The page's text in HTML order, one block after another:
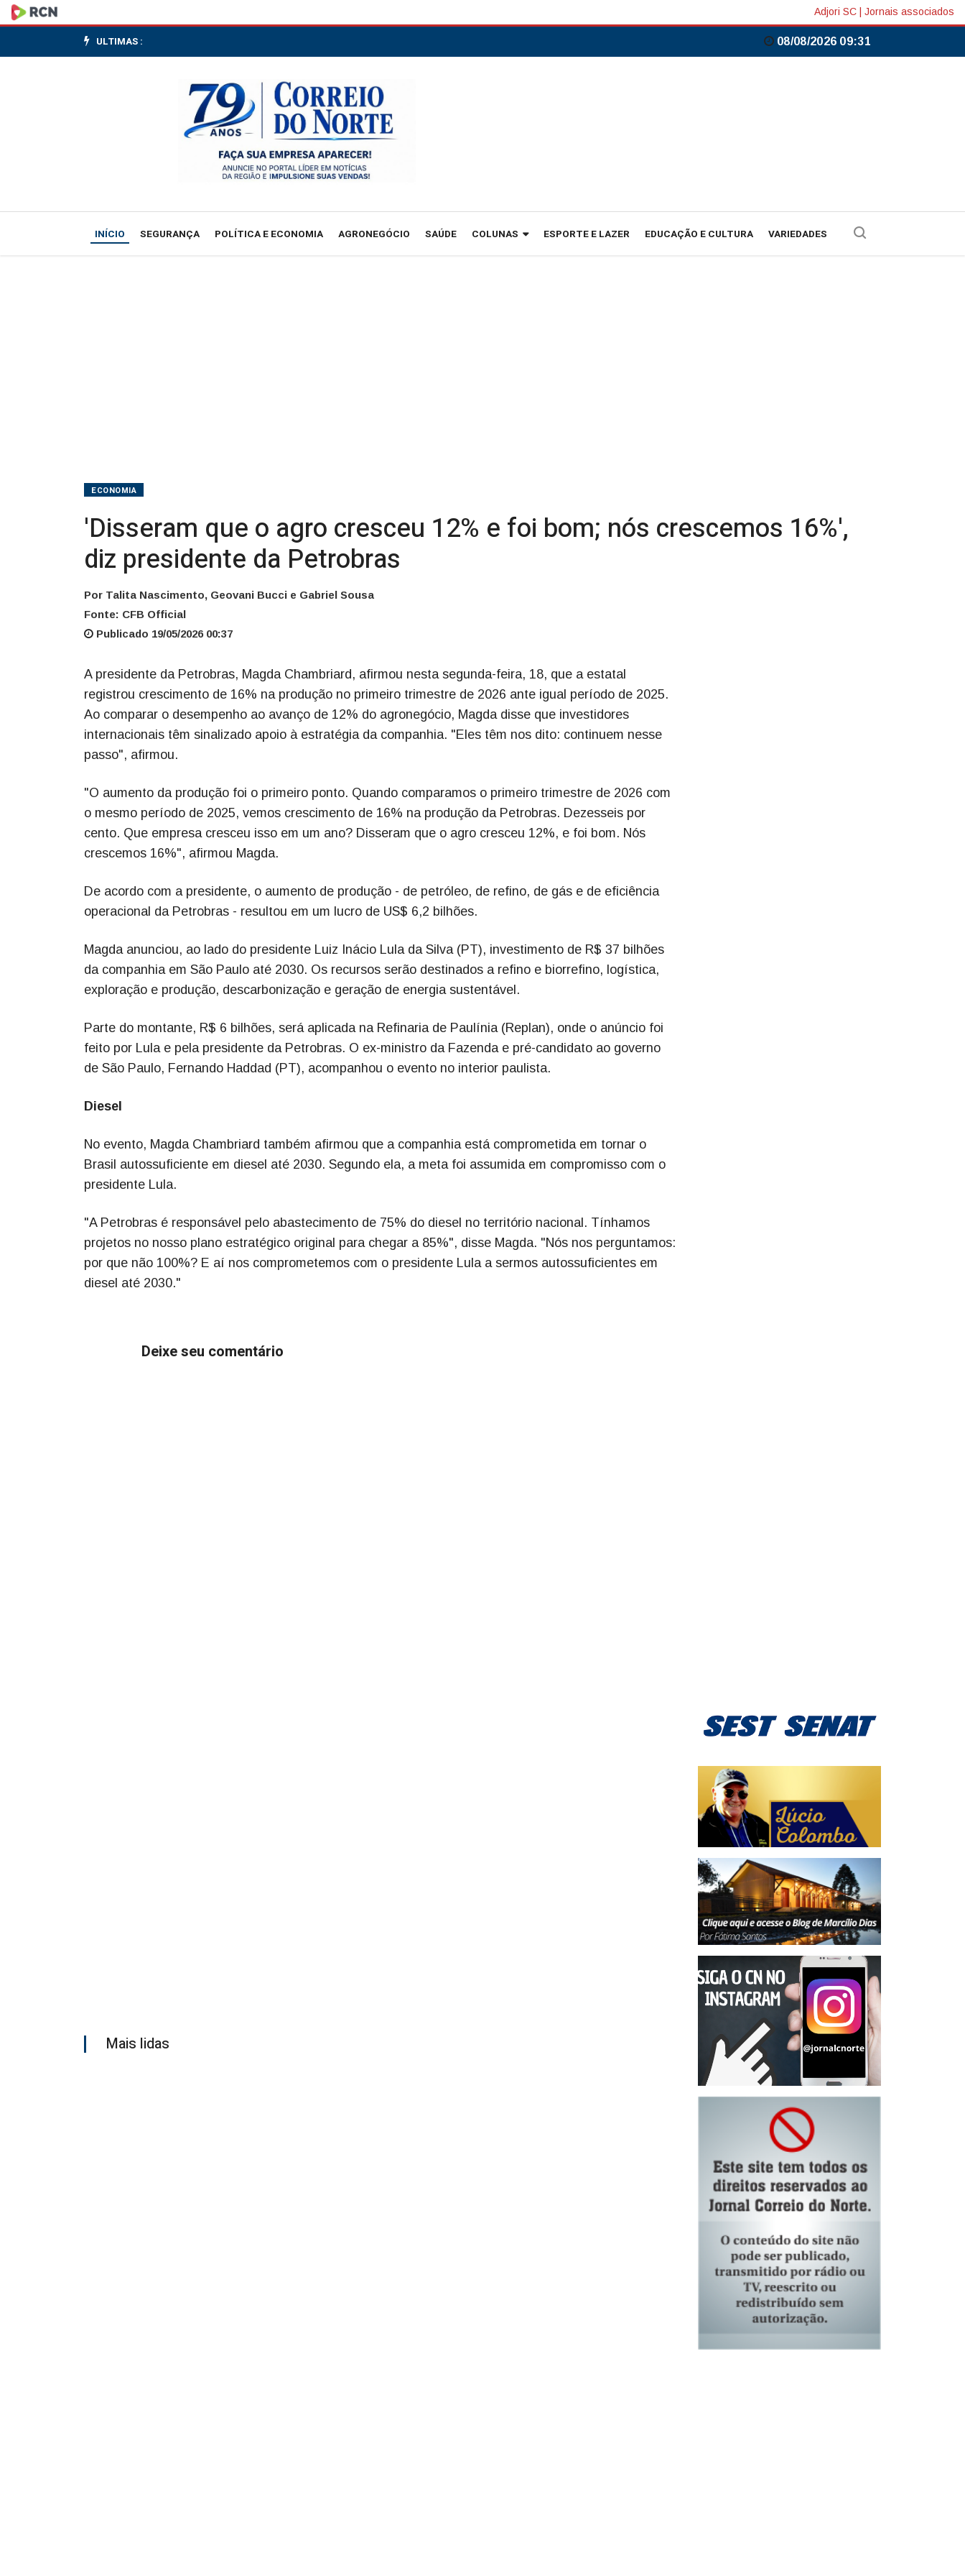
'Disseram
que
e
Petrobras
Adjori SC Jornais associados
ULTIMAS : 08/08/2026 09:31
INÍCIO SEGURANÇA POLÍTICA E ECONOMIA AGRONEGÓCIO SAÚDE COLUNAS ESPORTE E LAZER EDUCAÇÃO E CULTURA VARIEDADES
ECONOMIA
'Disseram que o agro cresceu 12% e foi bom; nós crescemos 16%',
diz presidente da Petrobras
Por Talita Nascimento, Geovani Bucci e Gabriel Sousa
Fonte: CFB Official
Publicado 19/05/2026 00:37
A presidente da Petrobras, Magda Chambriard, afirmou nesta segunda-feira, 18, que a estatal
registrou crescimento de 16% na produção no primeiro trimestre de 2026 ante igual período de 2025.
Ao comparar o desempenho ao avanço de 12% do agronegócio, Magda disse que investidores
internacionais têm sinalizado apoio à estratégia da companhia. "Eles têm nos dito: continuem nesse
passo", afirmou.
"O aumento da produção foi o primeiro ponto. Quando comparamos o primeiro trimestre de 2026 com
o mesmo período de 2025, vemos crescimento de 16% na produção da Petrobras. Dezesseis por
cento. Que empresa cresceu isso em um ano? Disseram que o agro cresceu 12%, e foi bom. Nós
crescemos 16%", afirmou Magda.
De acordo com a presidente, o aumento de produção - de petróleo, de refino, de gás e de eficiência
operacional da Petrobras - resultou em um lucro de US$ 6,2 bilhões.
Magda anunciou, ao lado do presidente Luiz Inácio Lula da Silva (PT), investimento de R$ 37 bilhões
da companhia em São Paulo até 2030. Os recursos serão destinados a refino e biorrefino, logística,
exploração e produção, descarbonização e geração de energia sustentável.
Parte do montante, R$ 6 bilhões, será aplicada na Refinaria de Paulínia (Replan), onde o anúncio foi
feito por Lula e pela presidente da Petrobras. O ex-ministro da Fazenda e pré-candidato ao governo
de São Paulo, Fernando Haddad (PT), acompanhou o evento no interior paulista.
Diesel
No evento, Magda Chambriard também afirmou que a companhia está comprometida em tornar o
Brasil autossuficiente em diesel até 2030. Segundo ela, a meta foi assumida em compromisso com o
presidente Lula.
"A Petrobras é responsável pelo abastecimento de 75% do diesel no território nacional. Tínhamos
projetos no nosso plano estratégico original para chegar a 85%", disse Magda. "Nós nos perguntamos:
por que não 100%? E aí nos comprometemos com o presidente Lula a sermos autossuficientes em
diesel até 2030."
Deixe seu comentário
Mais lidas